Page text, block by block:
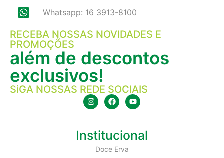
Whatsapp: 16 3913-8100
RECEBA NOSSAS NOVIDADES E
PROMOÇÕES
além de descontos
exclusivos!
SiGA NOSSAS REDE SOCIAIS
Institucional
Doce Erva